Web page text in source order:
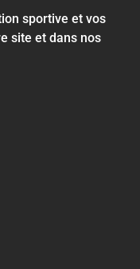
sportive et vos
site et dans nos